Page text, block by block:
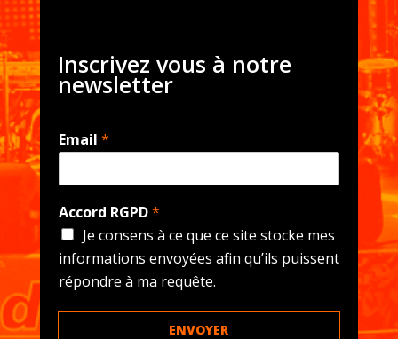
Inscrivez vous à notre
newsletter
Email *
Accord RGPD*
Je consens à ce que ce site stocke mes
informations envoyées afin qu’ils puissent
répondre à ma requête.
ENVOYER